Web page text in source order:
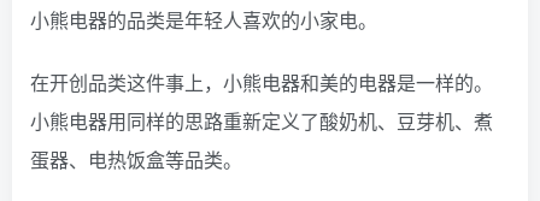
小熊电器的品类是年轻人喜欢的小家电。
在开创品类这件事上，小熊电器和美的电器是一样的。
小熊电器用同样的思路重新定义了酸奶机、豆芽机、煮
蛋器、电热饭盒等品类。